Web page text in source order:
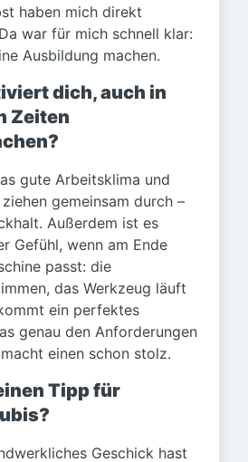
haben mich direkt
war für mich schnell klar:
Ausbildung machen.
dich, auch in
Zeiten
gute Arbeitsklima und
gemeinsam durch –
Außerdem ist es
Gefühl, wenn am Ende
passt: die
das Werkzeug läuft
ein perfektes
genau den Anforderungen
einen schon stolz.
Tipp für
Geschick hast